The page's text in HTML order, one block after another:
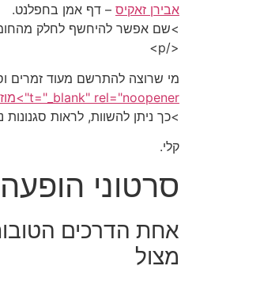
אבירן זאקיס – דף אמן בחפלנט.
>שם אפשר להיחשף לחלק
</p>
מי שרוצה להתרשם מעוד זמרים
t="_blank" rel="noopener">מוזיקת עולם – זמרים באתר חפלנט
>כך ניתן להשוות, לראות
קלי.
סרטוני
אחת הדרכים
מצול